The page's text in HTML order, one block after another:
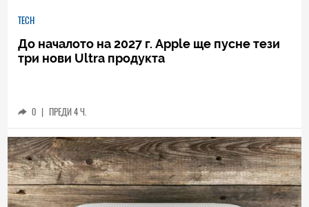
TECH
До началото на 2027 г. Apple ще пусне тези
три нови Ultra продукта
0 | ПРЕДИ 4 Ч.